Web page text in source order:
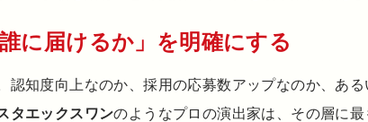
に届けるか」を明確にする
認知度向上なのか、採用の応募数アップなのか、あ
タエックスワンのようなプロの演出家は、その層に